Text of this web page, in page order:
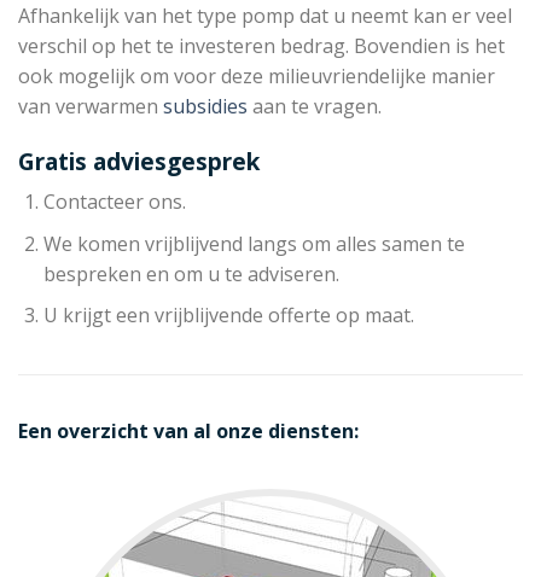
Afhankelijk van het type pomp dat u neemt kan er veel
verschil op het te investeren bedrag. Bovendien is het
ook mogelijk om voor deze milieuvriendelijke manier
van verwarmen subsidies aan te vragen.
Gratis adviesgesprek
Contacteer ons.
We komen vrijblijvend langs om alles samen te
bespreken en om u te adviseren.
U krijgt een vrijblijvende offerte op maat.
Een overzicht van al onze diensten: